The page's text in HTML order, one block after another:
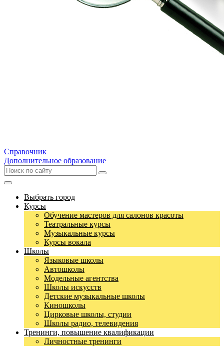
Справочник
Дополнительное образование
Выбрать город
Курсы
Обучение мастеров для салонов красоты
Театральные курсы
Музыкальные курсы
Курсы вокала
Школы
Языковые школы
Автошколы
Модельные агентства
Школы искусств
Детские музыкальные школы
Киношколы
Цирковые школы, студии
Школы радио, телевидения
Тренинги, повышение квалификации
Личностные тренинги